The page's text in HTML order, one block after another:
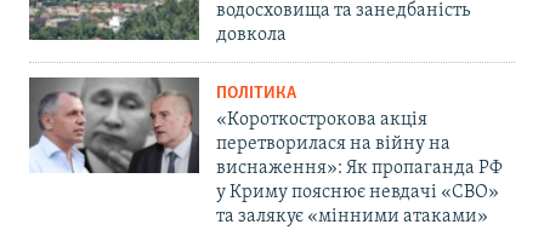
водосховища та занедбаність
довкола
ПОЛІТИКА
«Короткострокова акція
перетворилася на війну на
виснаження»: Як пропаганда РФ
у Криму пояснює невдачі «СВО»
та залякує «мінними атаками»